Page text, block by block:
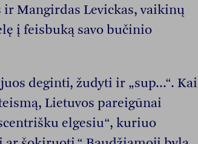
ir Mangirdas Levickas, vaikinų
į feisbuką savo bučinio
deginti, žudyti ir „sup...“. Kai
Lietuvos pareigūnai
elgesiu“, kuriuo